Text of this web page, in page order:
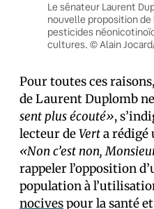
Le sénateur Laurent
nouvelle proposition
pesticides
cultures. © Alain
Pour toutes ces
de Laurent Duplomb ne
sent plus écouté»,
lecteur deVerta rédigé
«Non c’est non,
rappeler l’opposition
population à
nocivespour la santé